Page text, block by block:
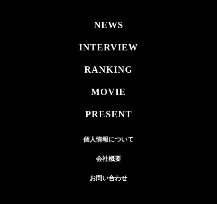
NEWS
INTERVIEW
RANKING
MOVIE
PRESENT
個人情報について
会社概要
お問い合わせ